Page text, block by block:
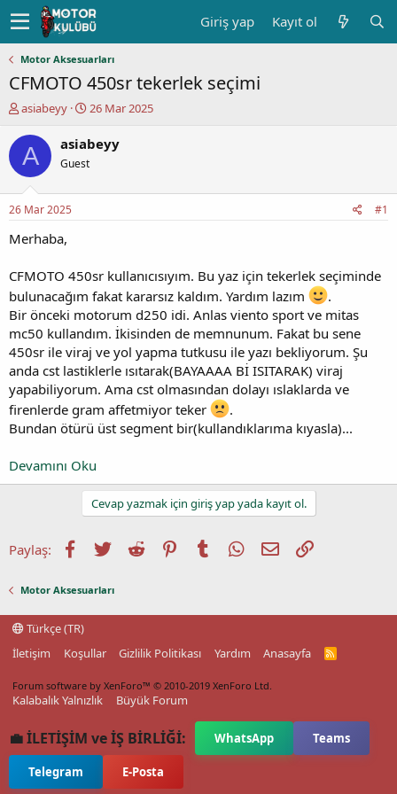
Giriş yap Kayıt ol
Motor Aksesuarları
CFMOTO 450sr tekerlek seçimi
K
n
u
y
b
a
ş
t
a
n
asiabeyy
B
ş
a
r
h
i
26 Mar 2025
A asiabeyy
Guest
26 Mar 2025 #1
Merhaba,
CFMOTO 450sr kullanıcısıyım. Bu yaz için tekerlek seçiminde
bulunacağım fakat kararsız kaldım. Yardım lazım
.
Bir önceki motorum d250 idi. Anlas viento sport ve mitas
mc50 kullandım. İkisinden de memnunum. Fakat bu sene
450sr ile viraj ve yol yapma tutkusu ile yazı bekliyorum. Şu
anda cst lastiklerle ısıtarak(BAYAAAA Bİ ISITARAK) viraj
yapabiliyorum. Ama cst olmasından dolayı ıslaklarda ve
firenlerde gram affetmiyor teker
.
Bundan ötürü üst segment bir(kullandıklarıma kıyasla)...
Devamını Oku
Cevap yazmak için giriş yap yada kayıt ol.
Paylaş: Facebook
TwitterReddit PinterestTumblrWhatsApp
E-postaLink
Motor Aksesuarları
Türkçe (TR)
İletişim
Koşullar Gizlilik Politikası Yardım Anasayfa
R
Forum software by XenForo™ © 2010-2019 XenForo Ltd.
Kalabalık Yalnızlık Büyük Forum
💼 İLETİŞİM ve İŞ BİRLİĞİ: WhatsApp Teams
Telegram E-Posta